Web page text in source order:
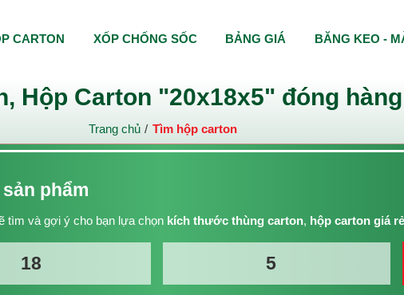
Hộp Carton "20x18x5" đóng
Trang chủ Tìm hộp carton
phẩm
tìm và gợi ý cho bạn lựa chọn kích thước thùng carton, hộp carton giá rẻ
CARTON XỐP CHỐNG SỐC BẢNG GIÁ BĂNG KEO -